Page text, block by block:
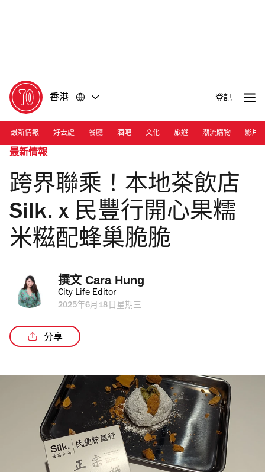
香港 登記
最新情報 好去處 餐廳 酒吧 文化 旅遊 潮流購物 影片
最新情報
跨界聯乘！本地茶飲店
Silk. x 民豐行開心果糯
米糍配蜂巢脆脆
撰文 Cara Hung
City Life Editor
2025年6月18日星期三
分享